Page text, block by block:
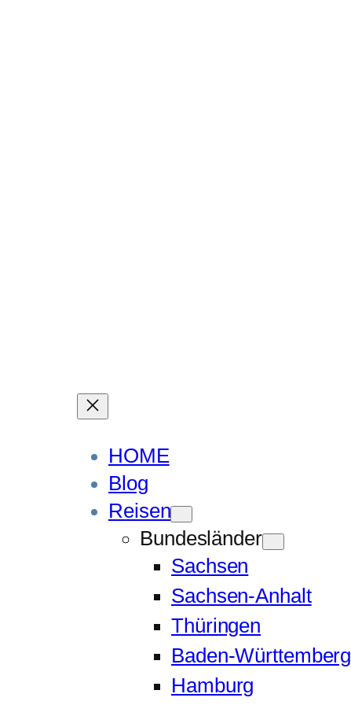
HOME
Blog
Reisen
Bundesländer
Sachsen
Sachsen-Anhalt
Thüringen
Baden-Württemberg
Hamburg